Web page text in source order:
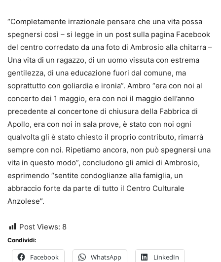
“Completamente irrazionale pensare che una vita possa
spegnersi così – si legge in un post sulla pagina Facebook
del centro corredato da una foto di Ambrosio alla chitarra –
Una vita di un ragazzo, di un uomo vissuta con estrema
gentilezza, di una educazione fuori dal comune, ma
soprattutto con goliardia e ironia”. Ambro “era con noi al
concerto dei 1 maggio, era con noi il maggio dell’anno
precedente al concertone di chiusura della Fabbrica di
Apollo, era con noi in sala prove, è stato con noi ogni
qualvolta gli è stato chiesto il proprio contributo, rimarrà
sempre con noi. Ripetiamo ancora, non può spegnersi una
vita in questo modo”, concludono gli amici di Ambrosio,
esprimendo “sentite condoglianze alla famiglia, un
abbraccio forte da parte di tutto il Centro Culturale
Anzolese”.
Post Views: 8
Condividi:
Facebook WhatsApp LinkedIn